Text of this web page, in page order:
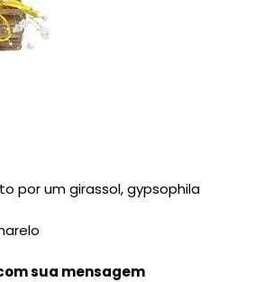
por um girassol, gypsophila
sua mensagem